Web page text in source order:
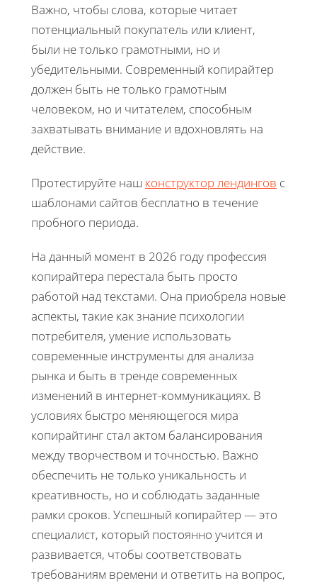
Важно, чтобы слова, которые читает
потенциальный покупатель или клиент,
были не только грамотными, но и
убедительными. Современный копирайтер
должен быть не только грамотным
человеком, но и читателем, способным
захватывать внимание и вдохновлять на
действие.
Протестируйте наш конструктор лендингов с
шаблонами сайтов бесплатно в течение
пробного периода.
На данный момент в 2026 году профессия
копирайтера перестала быть просто
работой над текстами. Она приобрела новые
аспекты, такие как знание психологии
потребителя, умение использовать
современные инструменты для анализа
рынка и быть в тренде современных
изменений в интернет-коммуникациях. В
условиях быстро меняющегося мира
копирайтинг стал актом балансирования
между творчеством и точностью. Важно
обеспечить не только уникальность и
креативность, но и соблюдать заданные
рамки сроков. Успешный копирайтер — это
специалист, который постоянно учится и
развивается, чтобы соответствовать
требованиям времени и ответить на вопрос,